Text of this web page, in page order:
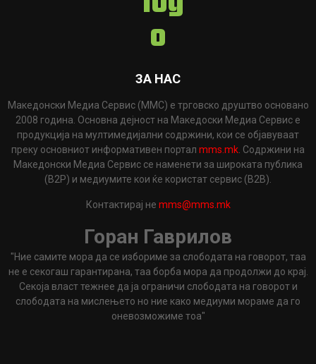
ЗА НАС
Македонски Медиа Сервис (ММС) е трговско друштво основано
2008 година. Основна дејност на Македоски Медиа Сервис е
продукција на мултимедијални содржини, кои се објавуваат
преку основниот информативен портал mms.mk . Содржини на
Македонски Медиа Сервис се наменети за широката публика
(B2P) и медиумите кои ќе користат сервис (B2B).
Контактирај не mms@mms.mk
Горан Гаврилов
"Ние самите мора да се избориме за слободата на говорот, таа
не е секогаш гарантирана, таа борба мора да продолжи до крај.
Секоја власт тежнее да ја ограничи слободата на говорот и
слободата на мислењето но ние како медиуми мораме да го
оневозможиме тоа"